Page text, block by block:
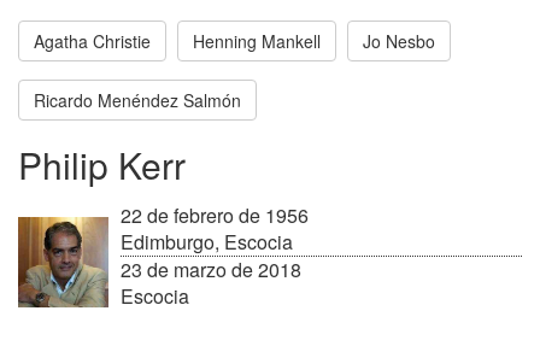
Agatha Christie Henning Mankell Jo Nesbo
Ricardo Menéndez Salmón
Philip Kerr
22 de febrero de 1956
Edimburgo, Escocia
23 de marzo de 2018
Escocia